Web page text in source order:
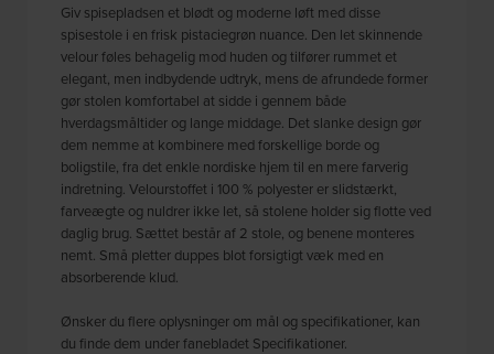
Giv spisepladsen et blødt og moderne løft med disse
spisestole i en frisk pistaciegrøn nuance. Den let skinnende
velour føles behagelig mod huden og tilfører rummet et
elegant, men indbydende udtryk, mens de afrundede former
gør stolen komfortabel at sidde i gennem både
hverdagsmåltider og lange middage. Det slanke design gør
dem nemme at kombinere med forskellige borde og
boligstile, fra det enkle nordiske hjem til en mere farverig
indretning. Velourstoffet i 100 % polyester er slidstærkt,
farveægte og nuldrer ikke let, så stolene holder sig flotte ved
daglig brug. Sættet består af 2 stole, og benene monteres
nemt. Små pletter duppes blot forsigtigt væk med en
absorberende klud.
Ønsker du flere oplysninger om mål og specifikationer, kan
du finde dem under fanebladet Specifikationer.